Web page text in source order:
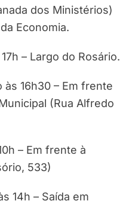
dos Ministérios)
Economia.
– Largo do Rosário.
às 16h30 – Em frente
(Rua Alfredo
– Em frente à
533)
14h – Saída em